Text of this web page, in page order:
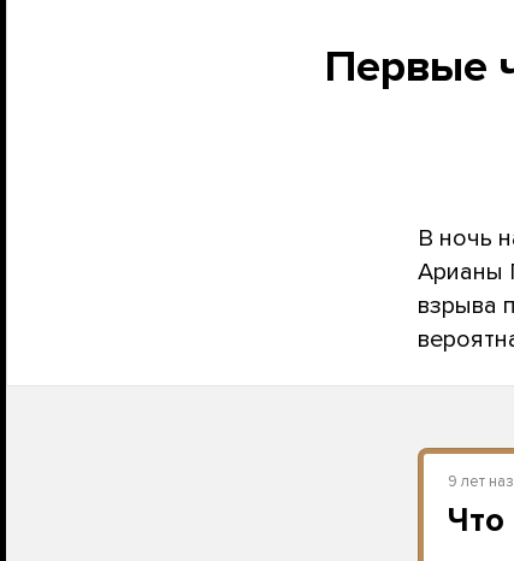
Первые
В ночь
Арианы
взрыва
9 лет
Что